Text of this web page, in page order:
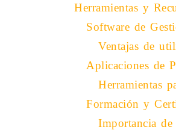
Herramientas y
Software de
Ventajas de
Aplicaciones de
Herramientas
Formación y
Importancia